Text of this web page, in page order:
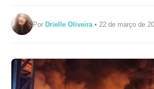
PorDrielle Oliveira • 22 de março de